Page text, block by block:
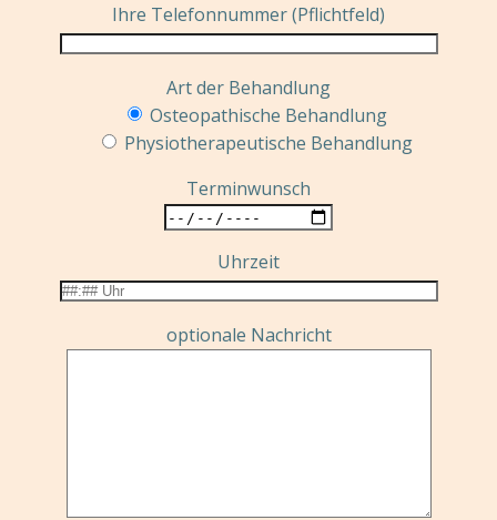
Ihre Telefonnummer (Pflichtfeld)
Art der Behandlung
Osteopathische Behandlung
Physiotherapeutische Behandlung
Terminwunsch
Uhrzeit
optionale Nachricht